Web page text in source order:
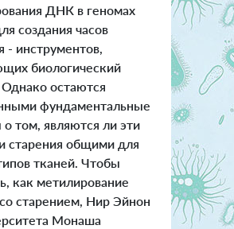
ДНК в геномах
создания часов
- инструментов,
биологический
Однако остаются
фундаментальные
о том, являются ли эти
старения общими для
тканей. Чтобы
как метилирование
старением, Нир Эйнон
Монаша